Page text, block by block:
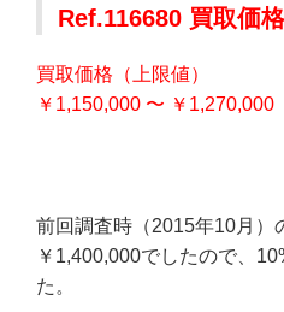
Ref.116680 買取価格
買取価格（上限値）
￥1,150,000 〜 ￥1,270,000
前回調査時（2015年10月）
￥1,400,000でしたので、
た。